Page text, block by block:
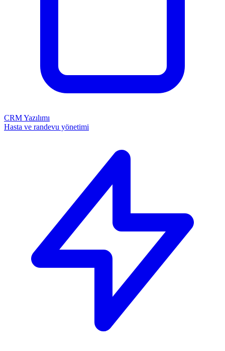
CRM Yazılımı
Hasta ve randevu yönetimi